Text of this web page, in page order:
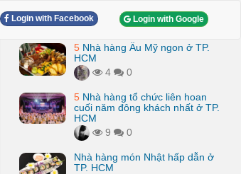
Login with Facebook Login with Google
5 Nhà hàng Âu Mỹ ngon ở TP.
HCM
4
0
5 Nhà hàng tổ chức liên hoan
cuối năm đông khách nhất ở TP.
HCM
9
0
Nhà hàng món Nhật hấp dẫn ở
TP. HCM